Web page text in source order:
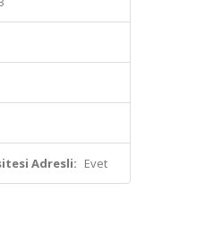
Adresli: Evet